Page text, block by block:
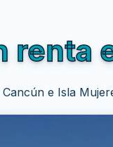
renta
e Isla